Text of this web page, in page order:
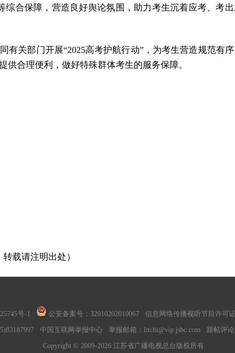
综合保障，营造良好舆论氛围，助力考生沉着应考、考
有关部门开展“2025高考护航行动”，为考生营造规范有
供合理便利，做好特殊群体考生的服务保障。
载请注明出处）
号-1 公安备案号：32010202010067 信息网络传播视听节目许可
中国互联网举报中心举报邮箱：litchi@vip.jsbc.com 跟帖评
Copyright © 2009-2026 江苏省广播电视总台版权所有